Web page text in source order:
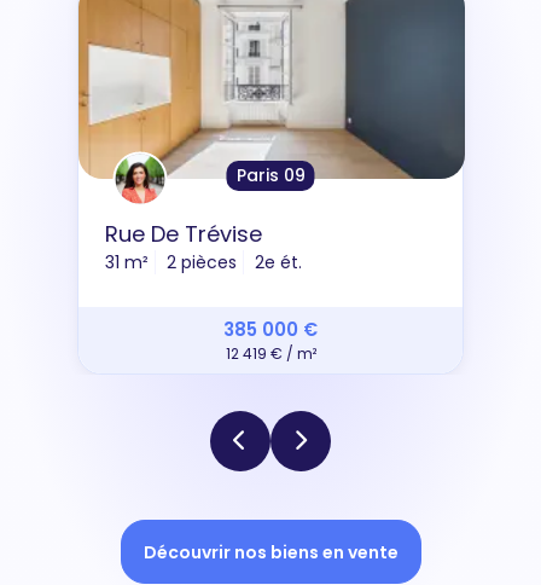
Paris 09
Rue De Trévise
31 m² 2 pièces 2e ét.
385 000 €
12 419 € / m²
Découvrir nos biens en vente